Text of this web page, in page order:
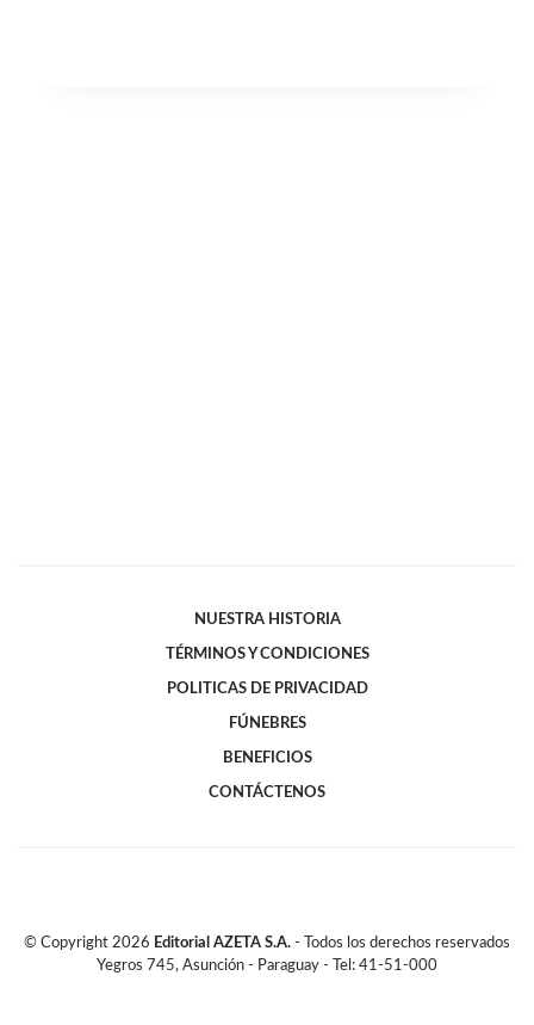
NUESTRA HISTORIA
TÉRMINOS Y CONDICIONES
POLITICAS DE PRIVACIDAD
FÚNEBRES
BENEFICIOS
CONTÁCTENOS
© Copyright 2026 Editorial AZETA S.A. - Todos los derechos reservados
Yegros 745, Asunción - Paraguay - Tel: 41-51-000